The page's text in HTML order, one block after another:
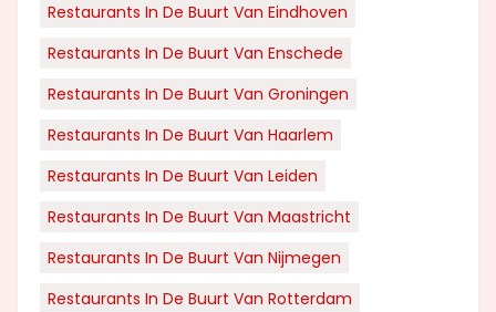
Restaurants In De Buurt Van Eindhoven
Restaurants In De Buurt Van Enschede
Restaurants In De Buurt Van Groningen
Restaurants In De Buurt Van Haarlem
Restaurants In De Buurt Van Leiden
Restaurants In De Buurt Van Maastricht
Restaurants In De Buurt Van Nijmegen
Restaurants In De Buurt Van Rotterdam